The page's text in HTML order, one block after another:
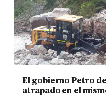
El gobierno Petro
atrapado en el